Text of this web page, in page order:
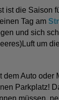
ist die Saison
Tag am
und sich
um
dem Auto oder
Parkplatz!